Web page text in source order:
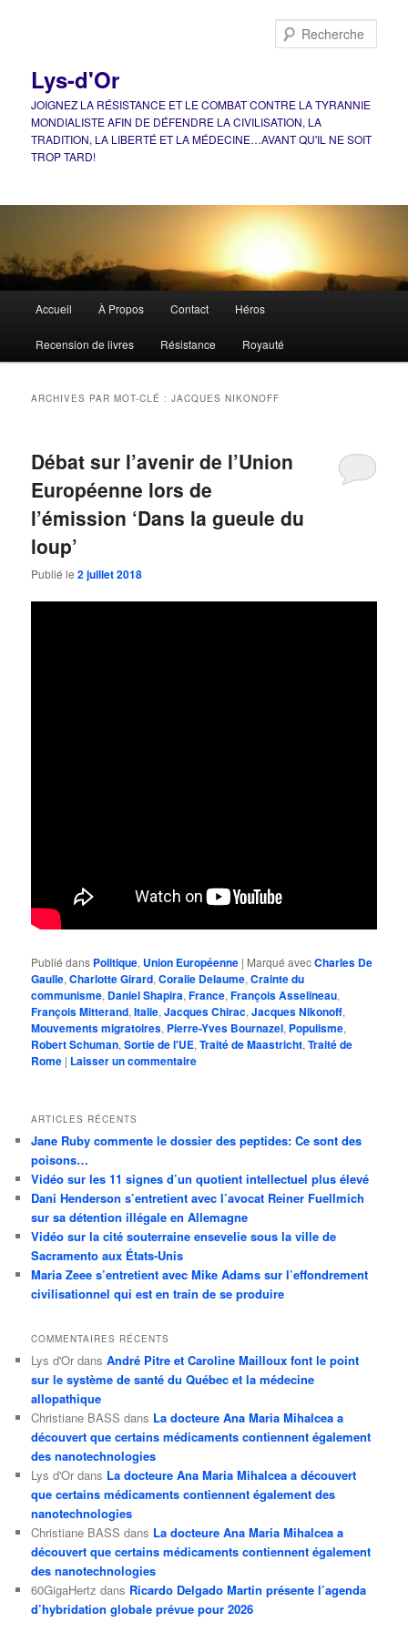
Lys-d'Or
JOIGNEZ LA RÉSISTANCE ET LE COMBAT CONTRE LA TYRANNIE
MONDIALISTE AFIN DE DÉFENDRE LA CIVILISATION, LA
TRADITION, LA LIBERTÉ ET LA MÉDECINE…AVANT QU'IL NE SOIT
TROP TARD!
principal
Accueil À Propos Contact Héros
Recension de livres Résistance Royauté
ARCHIVES PAR MOT-CLÉ :JACQUES NIKONOFF
Débat sur l’avenir de l’Union
Européenne lors de
l’émission ‘Dans la gueule du
loup’
Publié le2 juillet 2018
Publié dans Politique, Union Européenne | Marqué avecCharles De
Gaulle,Charlotte Girard,Coralie Delaume,Crainte du
communisme, Daniel Shapira,France,François Asselineau,
François Mitterand,Italie,Jacques Chirac,Jacques Nikonoff,
Mouvements migratoires, Pierre-Yves Bournazel, Populisme,
Robert Schuman,Sortie de l'UE,Traité de Maastricht,Traité de
Rome | Laisser un commentaire
ARTICLES RÉCENTS
Jane Ruby commente le dossier des peptides: Ce sont des
poisons…
Vidéo sur les 11 signes d’un quotient intellectuel plus élevé
Dani Henderson s’entretient avec l’avocat Reiner Fuellmich
sur sa détention illégale en Allemagne
Vidéo sur la cité souterraine ensevelie sous la ville de
Sacramento aux États-Unis
Maria Zeee s’entretient avec Mike Adams sur l’effondrement
civilisationnel qui est en train de se produire
COMMENTAIRES RÉCENTS
Lys d'Or dansAndré Pitre et Caroline Mailloux font le point
sur le système de santé du Québec et la médecine
allopathique
Christiane BASS dans La docteure Ana Maria Mihalcea a
découvert que certains médicaments contiennent également
des nanotechnologies
Lys d'Or dans La docteure Ana Maria Mihalcea a découvert
que certains médicaments contiennent également des
nanotechnologies
Christiane BASS dans La docteure Ana Maria Mihalcea a
découvert que certains médicaments contiennent également
des nanotechnologies
60GigaHertz dans Ricardo Delgado Martin présente l’agenda
d’hybridation globale prévue pour 2026